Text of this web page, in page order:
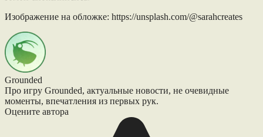
Изображение на обложке: https://unsplash.com/@sarahcreates
Grounded
Про игру Grounded, актуальные новости, не очевидные
моменты, впечатления из первых рук.
Оцените автора